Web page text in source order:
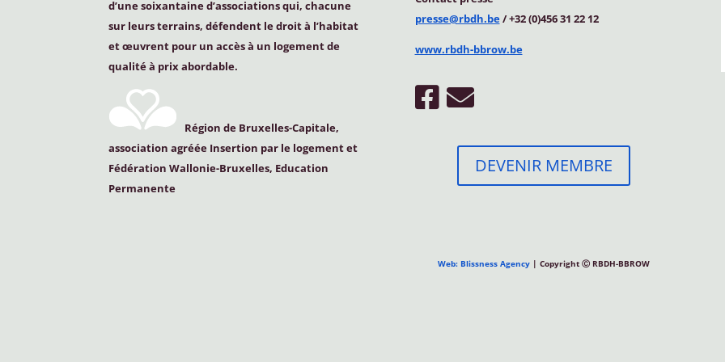
d’une soixantaine d’associations qui, chacune
sur leurs terrains, défendent le droit à l’habitat
et œuvrent pour un accès à un logement de
qualité à prix abordable.
Région de Bruxelles-Capitale,
association agréée Insertion par le logement et
Fédération Wallonie-Bruxelles, Education
Permanente
presse@rbdh.be/ +32 (0)456 31 22 12
www.rbdh-bbrow.be
DEVENIR MEMBRE
Web: Blissness Agency | Copyright Ⓒ RBDH-BBROW